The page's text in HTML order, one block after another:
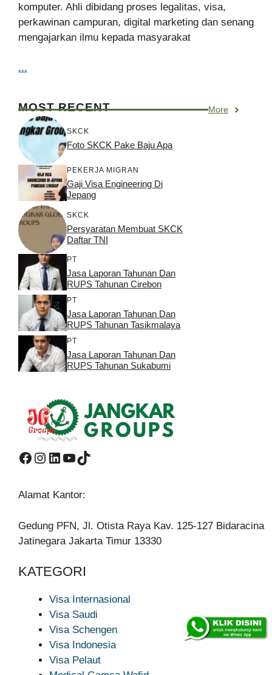
komputer. Ahli dibidang proses legalitas, visa,
perkawinan campuran, digital marketing dan senang
mengajarkan ilmu kepada masyarakat
...
MOST RECENT More
SKCK
Foto SKCK Pake Baju Apa
PEKERJA MIGRAN
Gaji Visa Engineering Di
Jepang
SKCK
Persyaratan Membuat SKCK
Daftar TNI
PT
Jasa Laporan Tahunan Dan
RUPS Tahunan Cirebon
PT
Jasa Laporan Tahunan Dan
RUPS Tahunan Tasikmalaya
PT
Jasa Laporan Tahunan Dan
RUPS Tahunan Sukabumi
Facebook
Instagram
LinkedIn
YouTube
TikTok
Alamat Kantor:
Gedung PFN, Jl. Otista Raya Kav. 125-127 Bidaracina
Jatinegara Jakarta Timur 13330
KATEGORI
Visa Internasional
Visa Saudi
Visa Schengen
Visa Indonesia
Visa Pelaut